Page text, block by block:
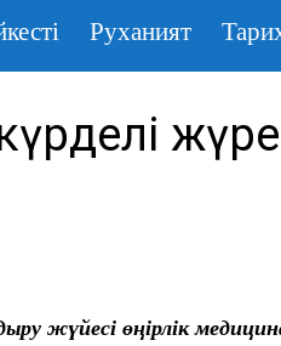
Руханият
жүйесі өңірлік